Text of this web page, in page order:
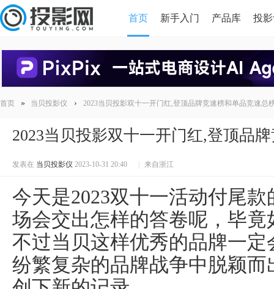
首页 新手入门 产品库 投
HDMI版本对比
首页 » 当贝投影仪 › 2023当贝投影双十一开门红,登顶品牌竞速榜和单品竞速总
2023当贝投影双十一开门红,登顶品
发表在 当贝投影仪 2023-10-31 20:40 来自浙江
今天是2023双十一活动付尾
场会交出怎样的答卷呢，毕
不过当贝这样优秀的品牌一
纷繁复杂的品牌战争中脱颖